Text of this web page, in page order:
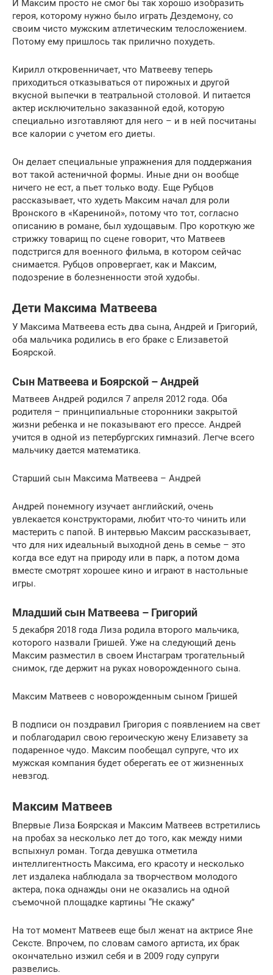
И Максим просто не смог бы так хорошо изобразить
героя, которому нужно было играть Дездемону, со
своим чисто мужским атлетическим телосложением.
Потому ему пришлось так прилично похудеть.
Кирилл откровенничает, что Матвееву теперь
приходиться отказываться от пирожных и другой
вкусной выпечки в театральной столовой. И питается
актер исключительно заказанной едой, которую
специально изготавляют для него – и в ней посчитаны
все калории с учетом его диеты.
Он делает специальные упражнения для поддержания
вот такой астеничной формы. Иные дни он вообще
ничего не ест, а пьет только воду. Еще Рубцов
рассказывает, что худеть Максим начал для роли
Вронского в «Карениной», потому что тот, согласно
описанию в романе, был худощавым. Про короткую же
стрижку товарищ по сцене говорит, что Матвеев
подстригся для военного фильма, в котором сейчас
снимается. Рубцов опровергает, как и Максим,
подозрение в болезненности этой худобы.
Дети Максима Матвеева
У Максима Матвеева есть два сына, Андрей и Григорий,
оба мальчика родились в его браке с Елизаветой
Боярской.
Сын Матвеева и Боярской – Андрей
Матвеев Андрей родился 7 апреля 2012 года. Оба
родителя – принципиальные сторонники закрытой
жизни ребенка и не показывают его прессе. Андрей
учится в одной из петербургских гимназий. Легче всего
мальчику дается математика.
Старший сын Максима Матвеева – Андрей
Андрей понемногу изучает английский, очень
увлекается конструкторами, любит что-то чинить или
мастерить с папой. В интервью Максим рассказывает,
что для них идеальный выходной день в семье – это
когда все едут на природу или в парк, а потом дома
вместе смотрят хорошее кино и играют в настольные
игры.
Младший сын Матвеева – Григорий
5 декабря 2018 года Лиза родила второго мальчика,
которого назвали Гришей. Уже на следующий день
Максим разместил в своем Инстаграм трогательный
снимок, где держит на руках новорожденного сына.
Максим Матвеев с новорожденным сыном Гришей
В подписи он поздравил Григория с появлением на свет
и поблагодарил свою героическую жену Елизавету за
подаренное чудо. Максим пообещал супруге, что их
мужская компания будет оберегать ее от жизненных
невзгод.
Максим Матвеев
Впервые Лиза Боярская и Максим Матвеев встретились
на пробах за несколько лет до того, как между ними
вспыхнул роман. Тогда девушка отметила
интеллигентность Максима, его красоту и несколько
лет издалека наблюдала за творчеством молодого
актера, пока однажды они не оказались на одной
съемочной площадке картины “Не скажу”
На тот момент Матвеев еще был женат на актрисе Яне
Сексте. Впрочем, по словам самого артиста, их брак
окончательно изжил себя и в 2009 году супруги
развелись.